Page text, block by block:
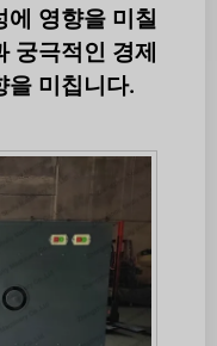
에 영향을 미칠
궁극적인 경제
을 미칩니다.